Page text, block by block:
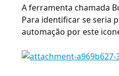
A ferramenta chamada
Para identificar se seria
automação por este